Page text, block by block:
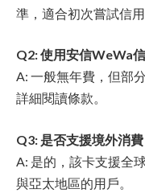
準，適合初次嘗試信用
Q2: 使用安信WeWa
A: 一般無年費，但部
詳細閱讀條款。
Q3: 是否支援境外消費
A: 是的，該卡支援全
與亞太地區的用戶。